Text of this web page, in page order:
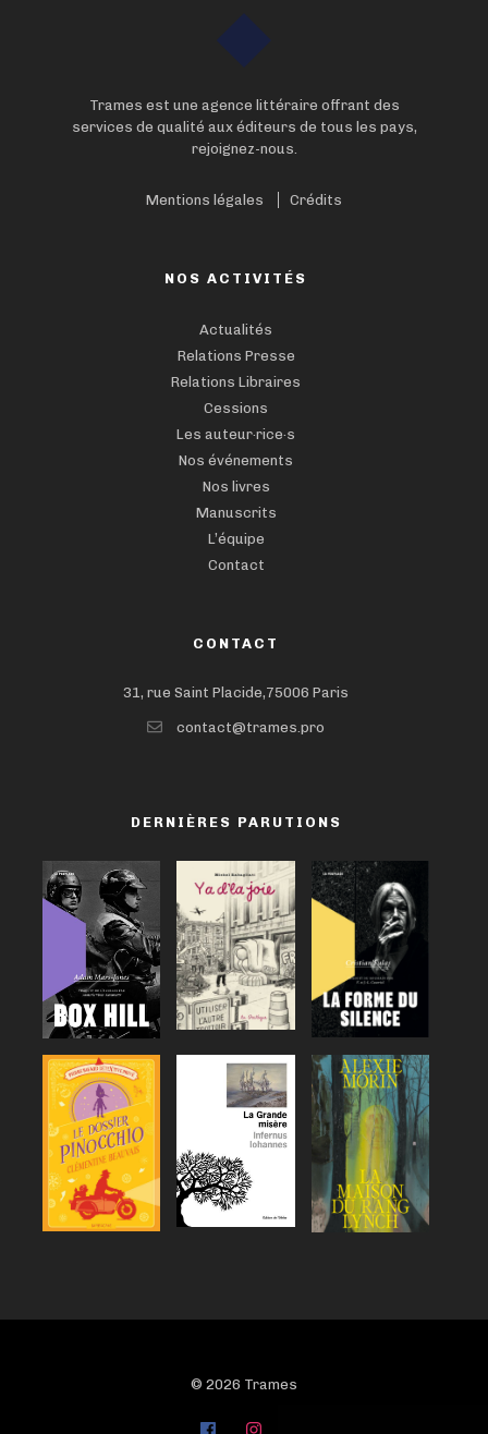
Trames est une agence littéraire offrant des
services de qualité aux éditeurs de tous les pays,
rejoignez-nous.
Mentions légales Crédits
NOS ACTIVITÉS
Actualités
Relations Presse
Relations Libraires
Cessions
Les auteur·rice·s
Nos événements
Nos livres
Manuscrits
L’équipe
Contact
CONTACT
31, rue Saint Placide,75006 Paris
contact@trames.pro
DERNIÈRES PARUTIONS
© 2026 Trames